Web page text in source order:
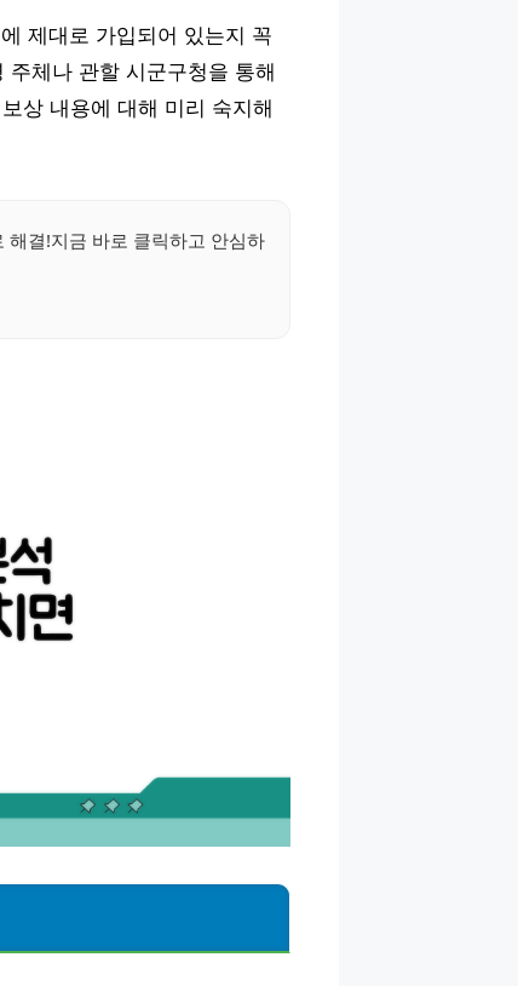
제대로 가입되어 있는지 꼭
체나 관할 시군구청을 통해
상 내용에 대해 미리 숙지해
해결!지금 바로 클릭하고 안심하